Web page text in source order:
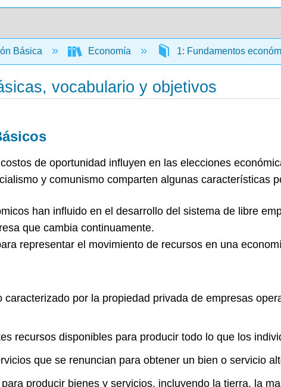
Básica Economía 1: Fundamentos
vocabulario y objetivos
de oportunidad influyen en las elecciones
y comunismo comparten algunas características
han influido en el desarrollo del sistema de libre
que cambia continuamente.
representar el movimiento de recursos en una
caracterizado por la propiedad privada de empresas
recursos disponibles para producir todo lo que los
que se renuncian para obtener un bien o servicio
producir bienes y servicios, incluyendo la tierra, la